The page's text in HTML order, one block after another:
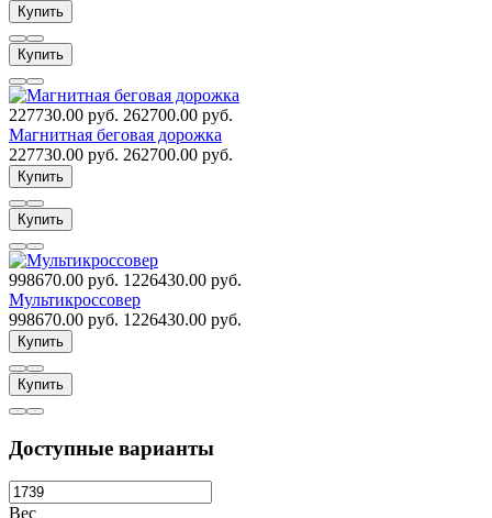
Купить
Купить
227730.00 руб. 262700.00 руб.
Магнитная беговая дорожка
227730.00 руб. 262700.00 руб.
Купить
Купить
998670.00 руб. 1226430.00 руб.
Мультикроссовер
998670.00 руб. 1226430.00 руб.
Купить
Купить
Доступные варианты
Вес